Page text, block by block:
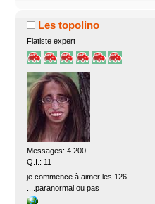
Les topolino
Fiatiste expert
Messages: 4.200
Q.I.: 11
je commence à aimer les 126
....paranormal ou pas